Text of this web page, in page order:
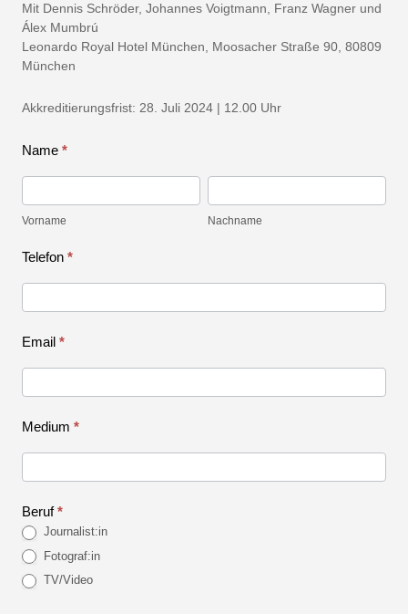
München
Mit Dennis Schröder, Johannes Voigtmann, Franz Wagner und
Álex Mumbrú
Leonardo Royal Hotel München, Moosacher Straße 90, 80809
München
Akkreditierungsfrist: 28. Juli 2024 | 12.00 Uhr
Name *
Vorname
Vorname
Nachname
Nachname
Telefon *
Email *
Medium *
Beruf*
Journalist:in
Fotograf:in
TV/Video